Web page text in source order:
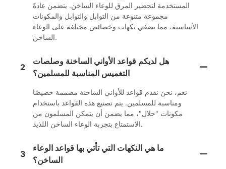
المستخدمة لتحضير المرق للوعاء الساخن. يتضمن عادةً
مجموعة متنوعة من التوابل والتوابل والمكونات
الأساسية، مما يضفي نكهات وخصائص مختلفة على الوعاء
الساخن.
2
هل لديكم قواعد الأواني الساخنة وصلصات
التغميس المناسبة للمسلمين؟
نعم، نحن نقدم قواعد للأواني الساخنة مصممة خصيصًا
ومناسبة للمسلمين. يتم تصنيع هذه القواعد باستخدام
مكونات "حلال"، مما يضمن أن يتمكن المسلمون من
الاستمتاع بتجربة الوعاء الساخن اللذيذ.
3
ما هي النكهات التي تأتي بها قواعد الوعاء
الساخن؟